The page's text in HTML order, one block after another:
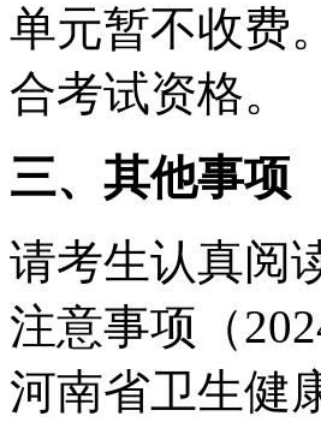
单元暂不收费
合考试资格。
三、其他事项
请考生认真阅
注意事项（
河南省卫生健